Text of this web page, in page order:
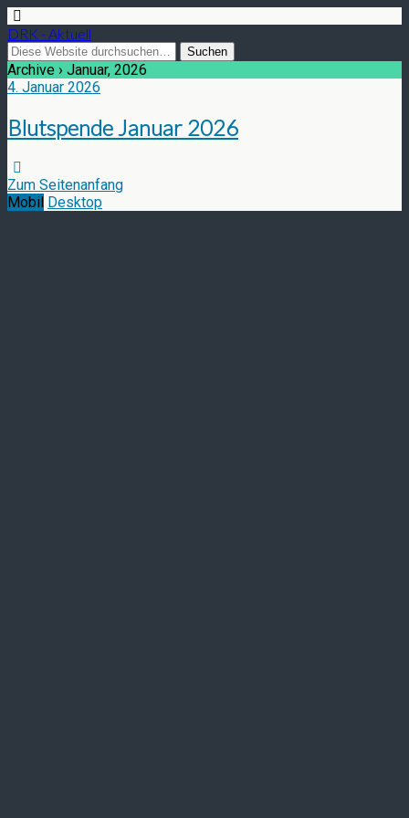
DRK - Aktuell
Archive › Januar, 2026
4. Januar 2026
Blutspende Januar 2026
Zum Seitenanfang
Mobil Desktop